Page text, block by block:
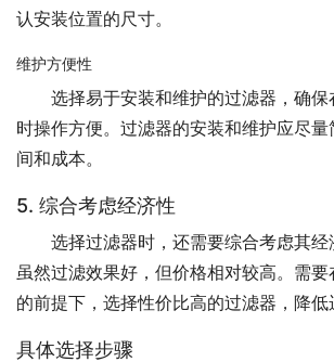
认安装位置的尺寸。
维护方便性
选择易于安装和维护的过滤器，确
时操作方便。过滤器的安装和维护应尽
间和成本。
5. 综合考虑经济性
选择过滤器时，还需要综合考虑其
虽然过滤效果好，但价格相对较高。需
的前提下，选择性价比高的过滤器，降低
具体选择步骤